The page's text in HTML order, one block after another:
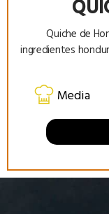
Quiche de
ingredientes
Media